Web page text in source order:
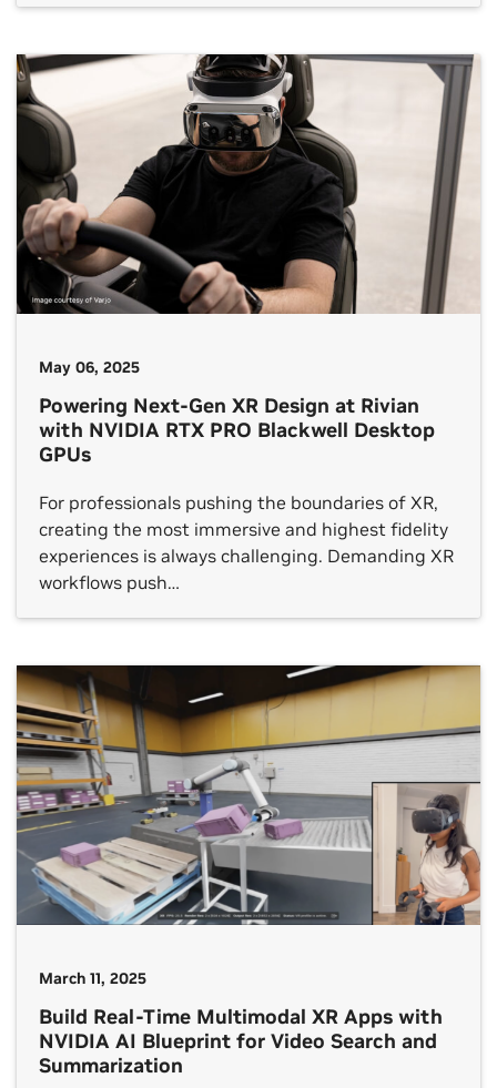
May 06, 2025
Powering Next-Gen XR Design at Rivian
with NVIDIA RTX PRO Blackwell Desktop
GPUs
For professionals pushing the boundaries of XR,
creating the most immersive and highest fidelity
experiences is always challenging. Demanding XR
workflows push…
March 11, 2025
Build Real-Time Multimodal XR Apps with
NVIDIA AI Blueprint for Video Search and
Summarization